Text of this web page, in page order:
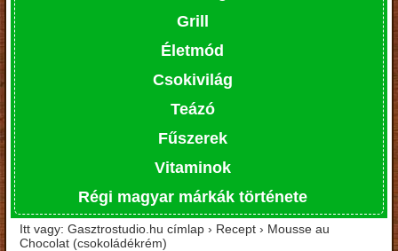
Grill
Életmód
Csokivilág
Teázó
Fűszerek
Vitaminok
Régi magyar márkák története
Itt vagy: Gasztrostudio.hu címlap › Recept › Mousse au
Chocolat (csokoládékrém)